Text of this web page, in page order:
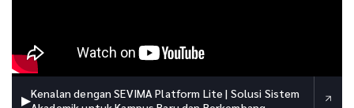
▶Kenalan dengan SEVIMA Platform Lite | Solusi Sistem